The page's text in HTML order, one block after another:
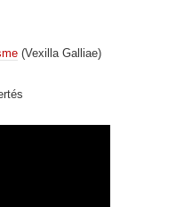
(Vexilla Galliae)